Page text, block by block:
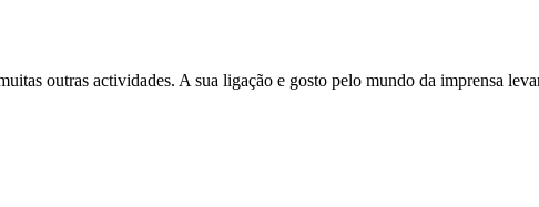
outras actividades. A sua ligação e gosto pelo mundo da imprensa